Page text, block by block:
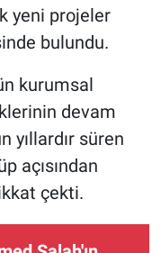
yeni projeler
bulundu.
kurumsal
devam
yıllardır süren
açısından
çekti.